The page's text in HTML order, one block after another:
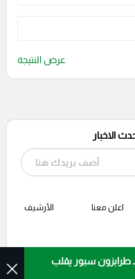
عرض النتيجة
طرابزون سبور يقلب
الاخبار
اعلن معنا الأرشيف